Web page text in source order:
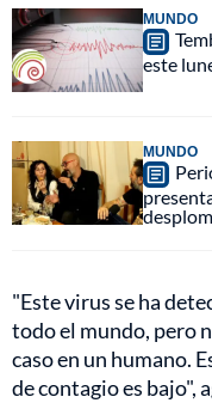
MUNDO
este
MUNDO
"Este virus se ha
todo el mundo, pero
caso en un humano.
de contagio es bajo",